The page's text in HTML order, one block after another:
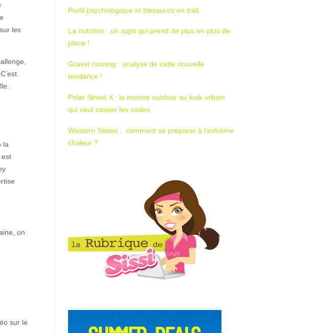
les
la
est
on
sur le
Profil psychologique et blessures en trail
La nutrition : un sujet qui prend de plus en plus de
place !
Gravel running : analyse de cette nouvelle
tendance !
Polar Street X : la montre outdoor au look urbain
qui veut casser les codes
Western States : comment se préparer à l’extrême
chaleur ?